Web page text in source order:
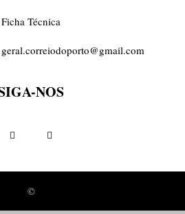
Ficha Técnica
geral.correiodoporto@gmail.com
NOS
©